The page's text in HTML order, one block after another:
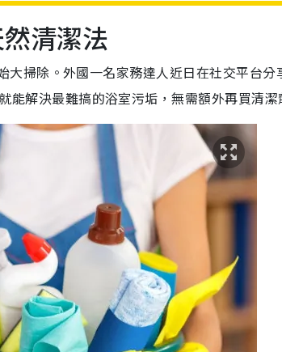
清潔法
大掃除。外國一名家務達人近日在社交平台
能解決最難搞的浴室污垢，無需額外再買清潔